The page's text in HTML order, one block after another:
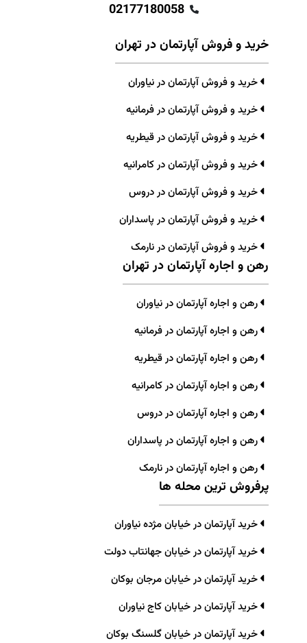
02177180058
خرید و فروش آپارتمان در تهران
خرید و فروش آپارتمان در نیاوران
خرید و فروش آپارتمان در فرمانیه
خرید و فروش آپارتمان در قیطریه
خرید و فروش آپارتمان در کامرانیه
خرید و فروش آپارتمان در دروس
خرید و فروش آپارتمان در پاسداران
خرید و فروش آپارتمان در نارمک
رهن و اجاره آپارتمان در تهران
رهن و اجاره آپارتمان در نیاوران
رهن و اجاره آپارتمان در فرمانیه
رهن و اجاره آپارتمان در قیطریه
رهن و اجاره آپارتمان در کامرانیه
رهن و اجاره آپارتمان در دروس
رهن و اجاره آپارتمان در پاسداران
رهن و اجاره آپارتمان در نارمک
پرفروش ترین محله ها
خرید آپارتمان در خیابان مژده نیاوران
خرید آپارتمان در خیابان جهانتاب دولت
خرید آپارتمان در خیابان مرجان بوکان
خرید آپارتمان در خیابان کاج نیاوران
خرید آپارتمان در خیابان گلسنگ بوکان